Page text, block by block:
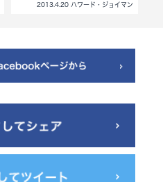
2013.4.20 ハワード・ジョイマン